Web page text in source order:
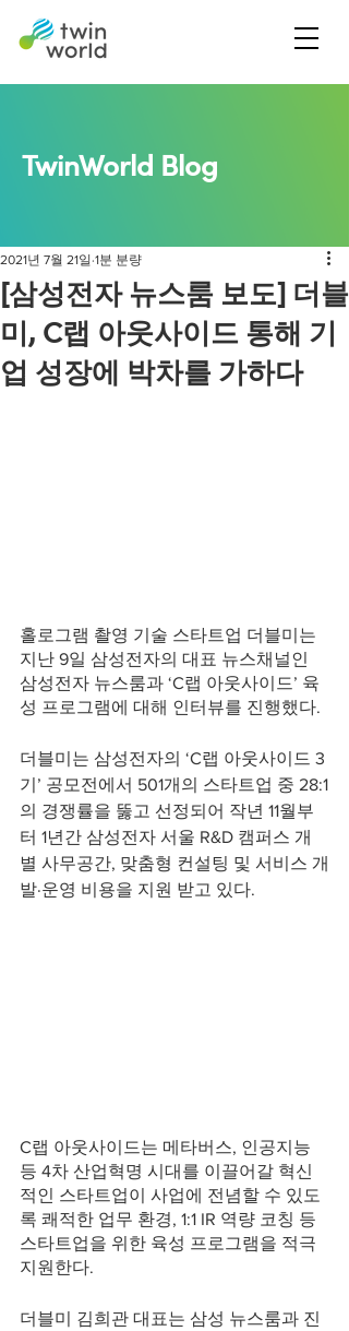
TwinWorld Blog
[삼성전자 뉴스룸 보도] 더블
미, C랩 아웃사이드 통해 기
업 성장에 박차를 가하다
2021년 7월 21일 1분 분량
홀로그램 촬영 기술 스타트업 더블미는
지난 9일 삼성전자의 대표 뉴스채널인
삼성전자 뉴스룸과 ‘C랩 아웃사이드’ 육
성 프로그램에 대해 인터뷰를 진행했다.
더블미는 삼성전자의 ‘C랩 아웃사이드 3
기’ 공모전에서 501개의 스타트업 중 28:1
의 경쟁률을 뚫고 선정되어 작년 11월부
터 1년간 삼성전자 서울 R&D 캠퍼스 개
별 사무공간, 맞춤형 컨설팅 및 서비스 개
발·운영 비용을 지원 받고 있다.
C랩 아웃사이드는 메타버스, 인공지능
등 4차 산업혁명 시대를 이끌어갈 혁신
적인 스타트업이 사업에 전념할 수 있도
록 쾌적한 업무 환경, 1:1 IR 역량 코칭 등
스타트업을 위한 육성 프로그램을 적극
지원한다.
더블미 김희관 대표는 삼성 뉴스룸과 진